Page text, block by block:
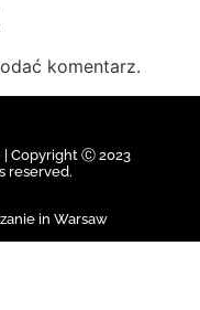
komentarz.
| Copyright Ⓒ 2023
reserved.
in Warsaw